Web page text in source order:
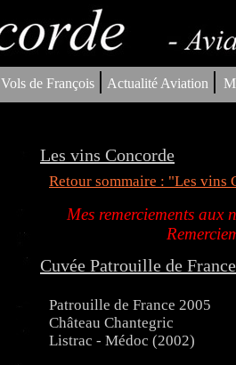
Vols de François | Actualité Aviation |
Les vins Concorde
Retour sommaire : "Les vins
Mes remerciements
Cuvée Patrouille de
Patrouille de France 2005
Château Chantegric
Listrac - Médoc (2002)